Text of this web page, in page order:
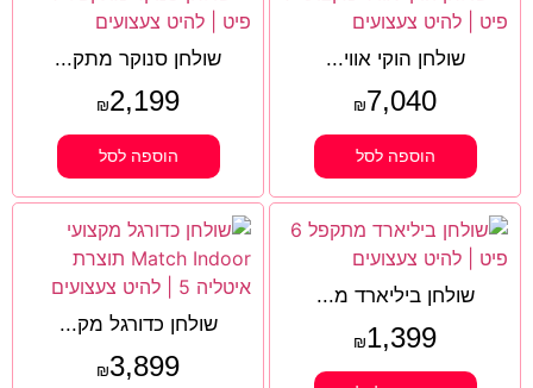
שולחן הוקי אווי...
₪7,040
הוספה לסל
שולחן סנוקר מתק...
₪2,199
הוספה לסל
שולחן ביליארד מ...
₪1,399 שולחן כדורגל מק...
₪3,899